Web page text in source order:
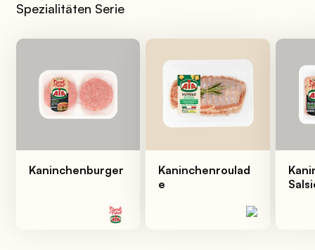
Spezialitäten Serie
Kaninchenburger
Kaninchenroulad
e